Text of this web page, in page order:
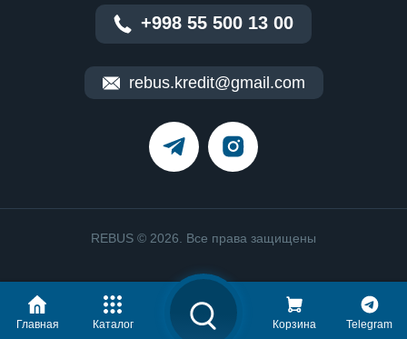
+998 55 500 13 00
rebus.kredit@gmail.com
REBUS © 2026. Все права защищены
Главная Каталог Корзина Telegram